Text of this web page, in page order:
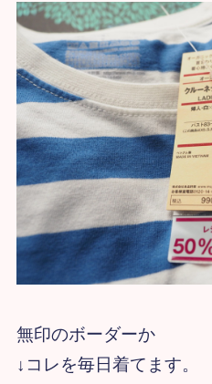
無印のボーダーか
↓コレを毎日着てます。